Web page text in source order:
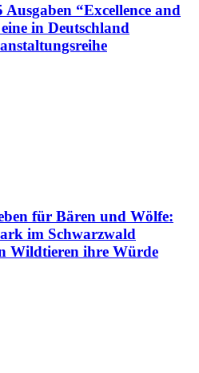
“Excellence and
in Deutschland
für Bären und Wölfe:
im Schwarzwald
Wildtieren ihre Würde